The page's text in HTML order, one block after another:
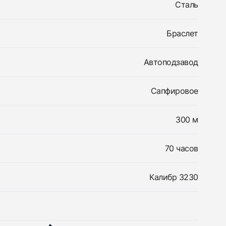
Сталь
Браслет
Автоподзавод
Сапфировое
300 м
70 часов
Калибр 3230